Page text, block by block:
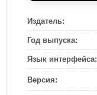
Издатель:
Год выпуска:
Язык интерфейса:
Версия: